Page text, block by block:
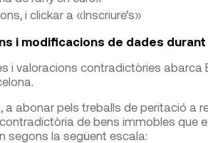
i clickar a «Inscriure’s»
i modificacions de dades
i valoracions contradictòries
abonar pels treballs de peritació a
de bens immobles que
segons la següent escala: